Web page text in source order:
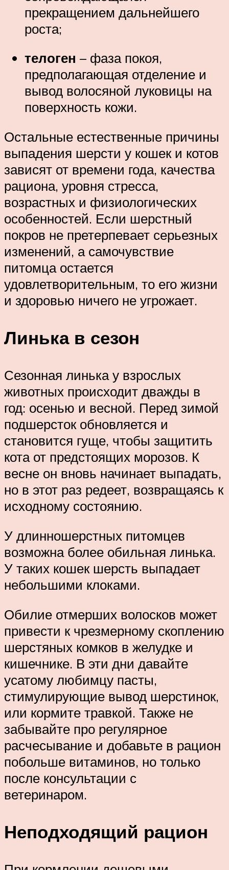
прекращением дальнейшего
роста;
телоген – фаза покоя,
предполагающая отделение и
вывод волосяной луковицы на
поверхность кожи.
Остальные естественные причины
выпадения шерсти у кошек и котов
зависят от времени года, качества
рациона, уровня стресса,
возрастных и физиологических
особенностей. Если шерстный
покров не претерпевает серьезных
изменений, а самочувствие
питомца остается
удовлетворительным, то его жизни
и здоровью ничего не угрожает.
Линька в сезон
Сезонная линька у взрослых
животных происходит дважды в
год: осенью и весной. Перед зимой
подшерсток обновляется и
становится гуще, чтобы защитить
кота от предстоящих морозов. К
весне он вновь начинает выпадать,
но в этот раз редеет, возвращаясь к
исходному состоянию.
У длинношерстных питомцев
возможна более обильная линька.
У таких кошек шерсть выпадает
небольшими клоками.
Обилие отмерших волосков может
привести к чрезмерному скоплению
шерстяных комков в желудке и
кишечнике. В эти дни давайте
усатому любимцу пасты,
стимулирующие вывод шерстинок,
или кормите травкой. Также не
забывайте про регулярное
расчесывание и добавьте в рацион
побольше витаминов, но только
после консультации с
ветеринаром.
Неподходящий рацион